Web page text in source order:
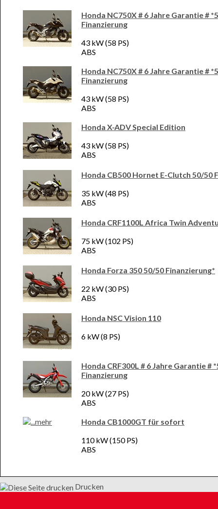
Honda NC750X # 6 Jahre Garantie #
Finanzierung
43 kW (58 PS)
ABS
Honda NC750X # 6 Jahre Garantie #
Finanzierung
43 kW (58 PS)
ABS
Honda X-ADV Special Edition
43 kW (58 PS)
ABS
Honda CB500 Hornet E-Clutch 50/50
35 kW (48 PS)
ABS
Honda CRF1100L Africa Twin
75 kW (102 PS)
ABS
Honda Forza 350 50/50 Finanzierung*
22 kW (30 PS)
ABS
Honda NSC Vision 110
6 kW (8 PS)
Honda CRF300L # 6 Jahre Garantie #
Finanzierung
20 kW (27 PS)
ABS
Honda CB1000GT für sofort
110 kW (150 PS)
ABS
Drucken